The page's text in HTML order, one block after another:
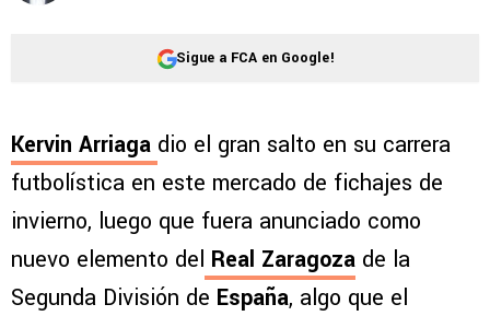
Sigue a FCA en Google!
Kervin Arriaga dio el gran salto en su carrera
futbolística en este mercado de fichajes de
invierno, luego que fuera anunciado como
nuevo elemento del Real Zaragoza de la
Segunda División de España, algo que el